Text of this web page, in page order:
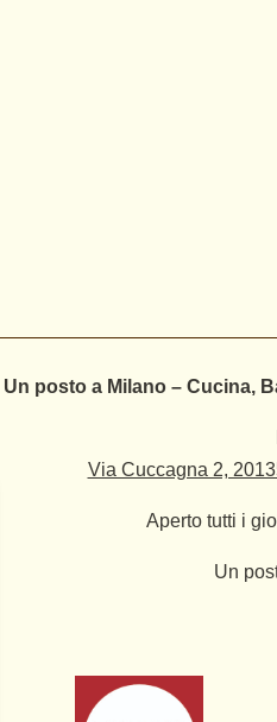
Un posto a Milano – Cucina,
Via Cuccagna 2,
Aperto tutti i
Un